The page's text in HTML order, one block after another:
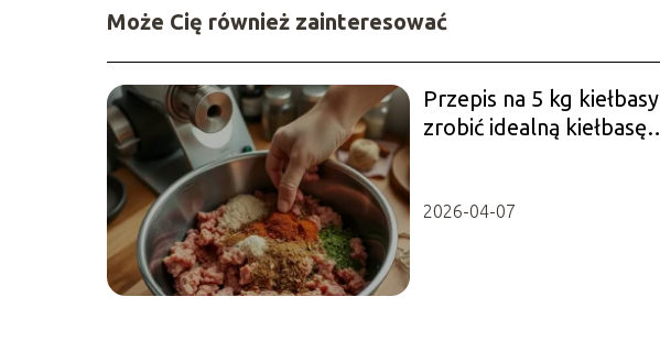
Może Cię również zainteresować
Przepis na 5 kg
zrobić idealną kiełbasę
2026-04-07